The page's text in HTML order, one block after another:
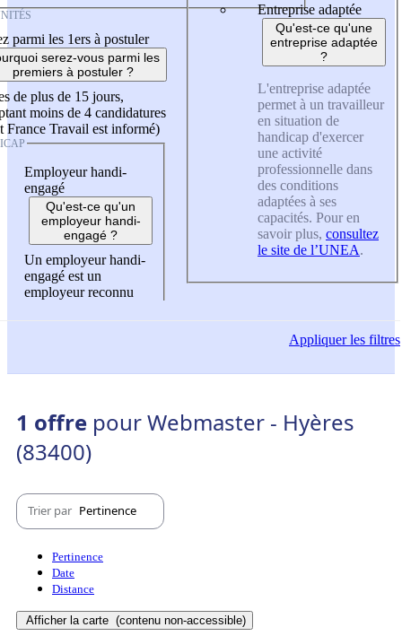
parmi les 1ers à postuler
serez-vous parmi les
premiers à postuler ?
de plus de 15 jours,
moins de 4 candidatures
France Travail est informé)
Employeur handi-
engagé
Qu'est-ce qu'un
employeur handi-
engagé ?
Un employeur handi-
engagé est un
employeur reconnu
Entreprise adaptée
Qu'est-ce qu'une
entreprise adaptée
?
L'entreprise adaptée
permet à un travailleur
en situation de
handicap d'exercer
une activité
professionnelle dans
des conditions
adaptées à ses
capacités. Pour en
savoir plus, consultez
le site de l’UNEA.
Appliquerles filtres
1 offre pour Webmaster - Hyères
(83400)
Trier par Pertinence
Pertinence
Date
Distance
Afficher la carte (contenu non-accessible)